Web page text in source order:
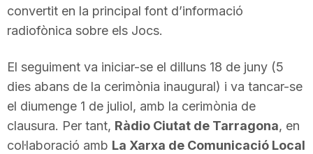
a
t
convertit en la principal font d’informació
radiofònica sobre els Jocs.
El seguiment va iniciar-se el dilluns 18 de juny (5
dies abans de la cerimònia inaugural) i va tancar-se
el diumenge 1 de juliol, amb la cerimònia de
clausura. Per tant, Ràdio Ciutat de Tarragona, en
col·laboració amb La Xarxa de Comunicació Local